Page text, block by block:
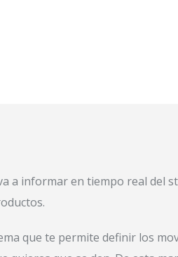
a informar en tiempo real del
que te permite definir los